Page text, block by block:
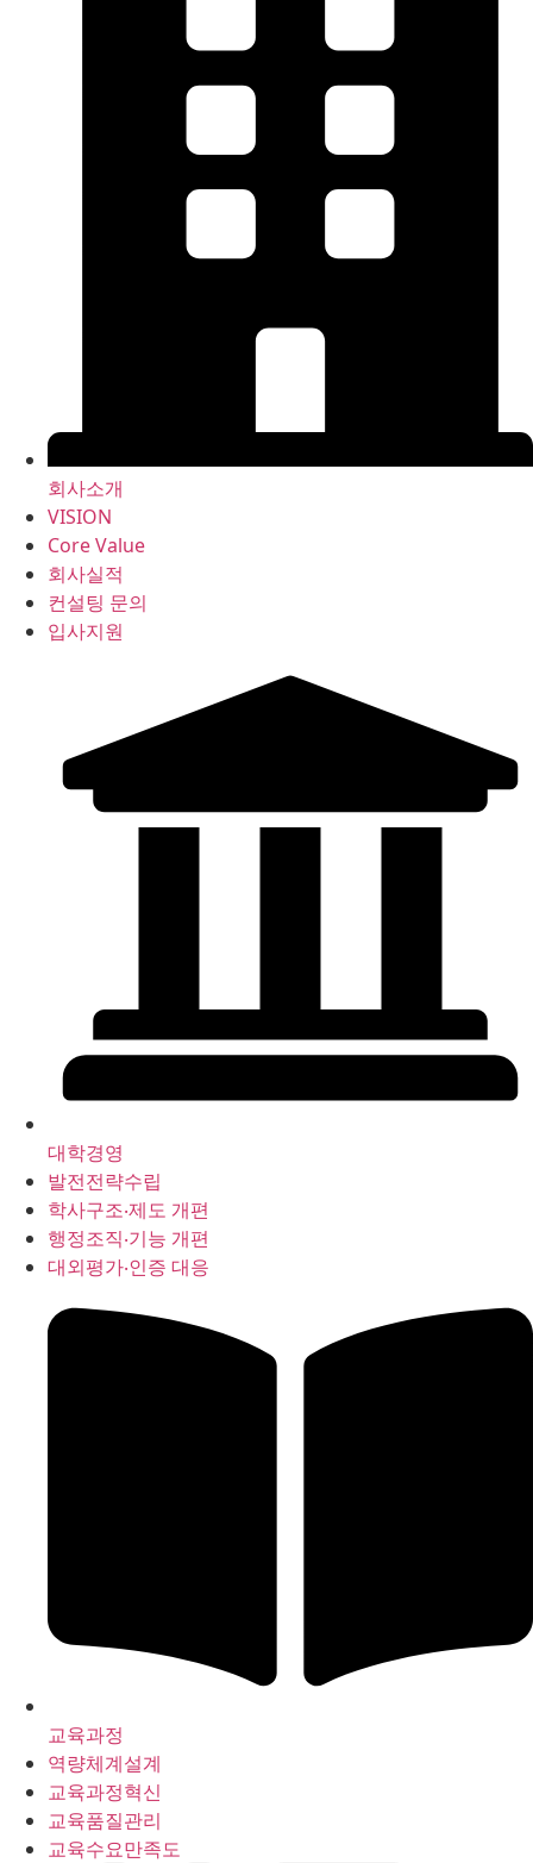
회사소개
VISION
Core Value
회사실적
컨설팅 문의
입사지원
대학경영
발전전략수립
학사구조‧제도 개편
행정조직‧기능 개편
대외평가‧인증 대응
교육과정
역량체계설계
교육과정혁신
교육품질관리
교육수요만족도